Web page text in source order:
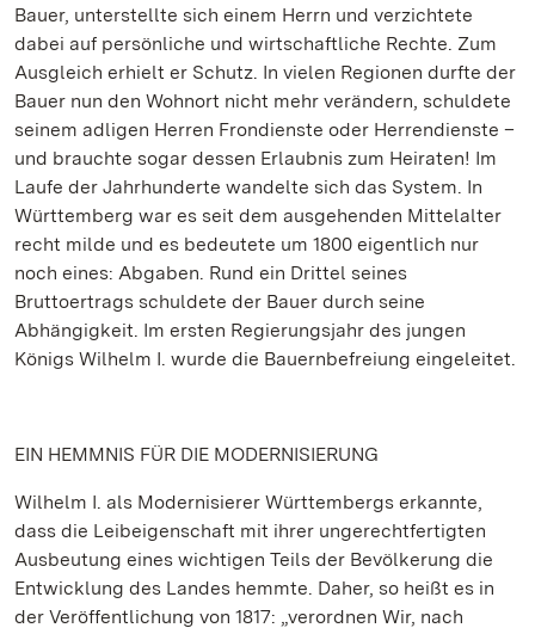
Bauer, unterstellte sich einem Herrn und verzichtete
dabei auf persönliche und wirtschaftliche Rechte. Zum
Ausgleich erhielt er Schutz. In vielen Regionen durfte der
Bauer nun den Wohnort nicht mehr verändern, schuldete
seinem adligen Herren Frondienste oder Herrendienste –
und brauchte sogar dessen Erlaubnis zum Heiraten! Im
Laufe der Jahrhunderte wandelte sich das System. In
Württemberg war es seit dem ausgehenden Mittelalter
recht milde und es bedeutete um 1800 eigentlich nur
noch eines: Abgaben. Rund ein Drittel seines
Bruttoertrags schuldete der Bauer durch seine
Abhängigkeit. Im ersten Regierungsjahr des jungen
Königs Wilhelm I. wurde die Bauernbefreiung eingeleitet.
EIN HEMMNIS FÜR DIE MODERNISIERUNG
Wilhelm I. als Modernisierer Württembergs erkannte,
dass die Leibeigenschaft mit ihrer ungerechtfertigten
Ausbeutung eines wichtigen Teils der Bevölkerung die
Entwicklung des Landes hemmte. Daher, so heißt es in
der Veröffentlichung von 1817: „verordnen Wir, nach